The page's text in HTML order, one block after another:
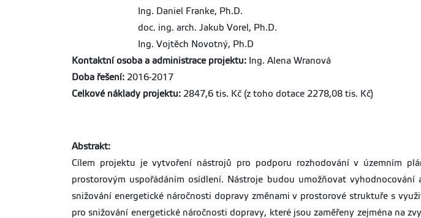
Ing. Daniel Franke, Ph.D.
doc. ing. arch. Jakub Vorel, Ph.D.
Ing. Vojtěch Novotný, Ph.D
Kontaktní osoba a administrace projektu: Ing. Alena Wranová
Doba řešení: 2016-2017
Celkové náklady projektu: 2847,6 tis. Kč (z toho dotace 2278,08 tis. Kč)
Abstrakt:
Cílem projektu je vytvoření nástrojů pro podporu rozhodování v územním
prostorovým uspořádáním osídlení. Nástroje budou umožňovat
snižování energetické náročnosti dopravy změnami v prostorové struktuře s
pro snižování energetické náročnosti dopravy, které jsou zaměřeny zejména na